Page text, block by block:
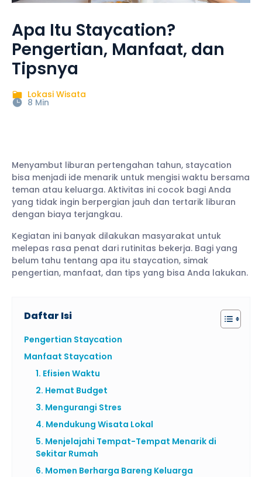
Apa Itu Staycation?
Pengertian, Manfaat, dan
Tipsnya
Lokasi Wisata
8 Min
Menyambut liburan pertengahan tahun, staycation
bisa menjadi ide menarik untuk mengisi waktu bersama
teman atau keluarga. Aktivitas ini cocok bagi Anda
yang tidak ingin berpergian jauh dan tertarik liburan
dengan biaya terjangkau.
Kegiatan ini banyak dilakukan masyarakat untuk
melepas rasa penat dari rutinitas bekerja. Bagi yang
belum tahu tentang apa itu staycation, simak
pengertian, manfaat, dan tips yang bisa Anda lakukan.
Daftar Isi
Pengertian Staycation
Manfaat Staycation
1. Efisien Waktu
2. Hemat Budget
3. Mengurangi Stres
4. Mendukung Wisata Lokal
5. Menjelajahi Tempat-Tempat Menarik di
Sekitar Rumah
6. Momen Berharga Bareng Keluarga